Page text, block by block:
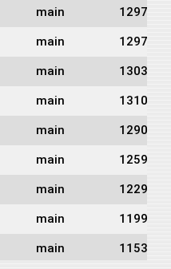
main 1297
main 1297
main 1303
main 1310
main 1290
main 1259
main 1229
main 1199
main 1153